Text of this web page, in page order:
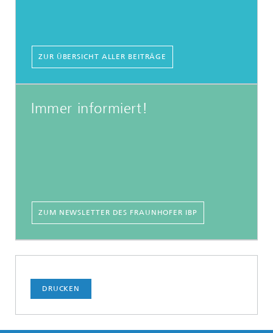
ZUR ÜBERSICHT ALLER BEITRÄGE
Immer informiert!
ZUM NEWSLETTER DES FRAUNHOFER IBP
DRUCKEN